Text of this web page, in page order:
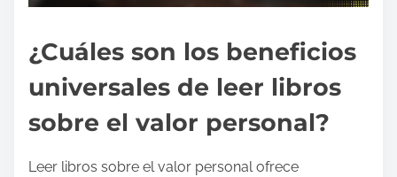
¿Cuáles son los beneficios
universales de leer libros
sobre el valor personal?
Leer libros sobre el valor personal ofrece